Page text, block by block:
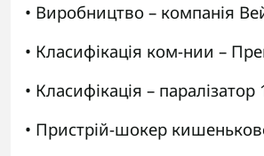
• Виробництво – компанія
• Класифікація ком-нии –
• Класифікація – паралізатор
• Пристрій-шокер